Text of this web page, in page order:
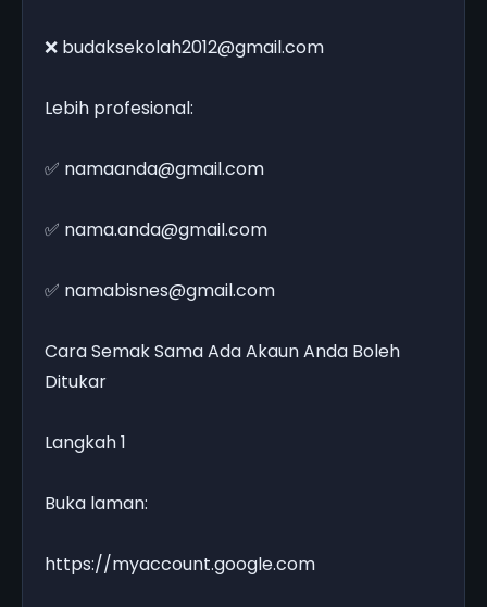
❌ budaksekolah2012@gmail.com
Lebih profesional:
✅ namaanda@gmail.com
✅ nama.anda@gmail.com
✅ namabisnes@gmail.com
Cara Semak Sama Ada Akaun Anda Boleh
Ditukar
Langkah 1
Buka laman:
https://myaccount.google.com